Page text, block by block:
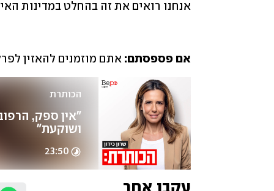
אנחנו רואים את זה בהחלט במדינות
אם פספסתם: אתם מוזמנים להאזין
הכותרת
ושוקעת"
23:50